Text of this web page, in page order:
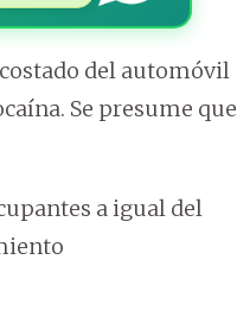
del automóvil
Se presume que
a igual del